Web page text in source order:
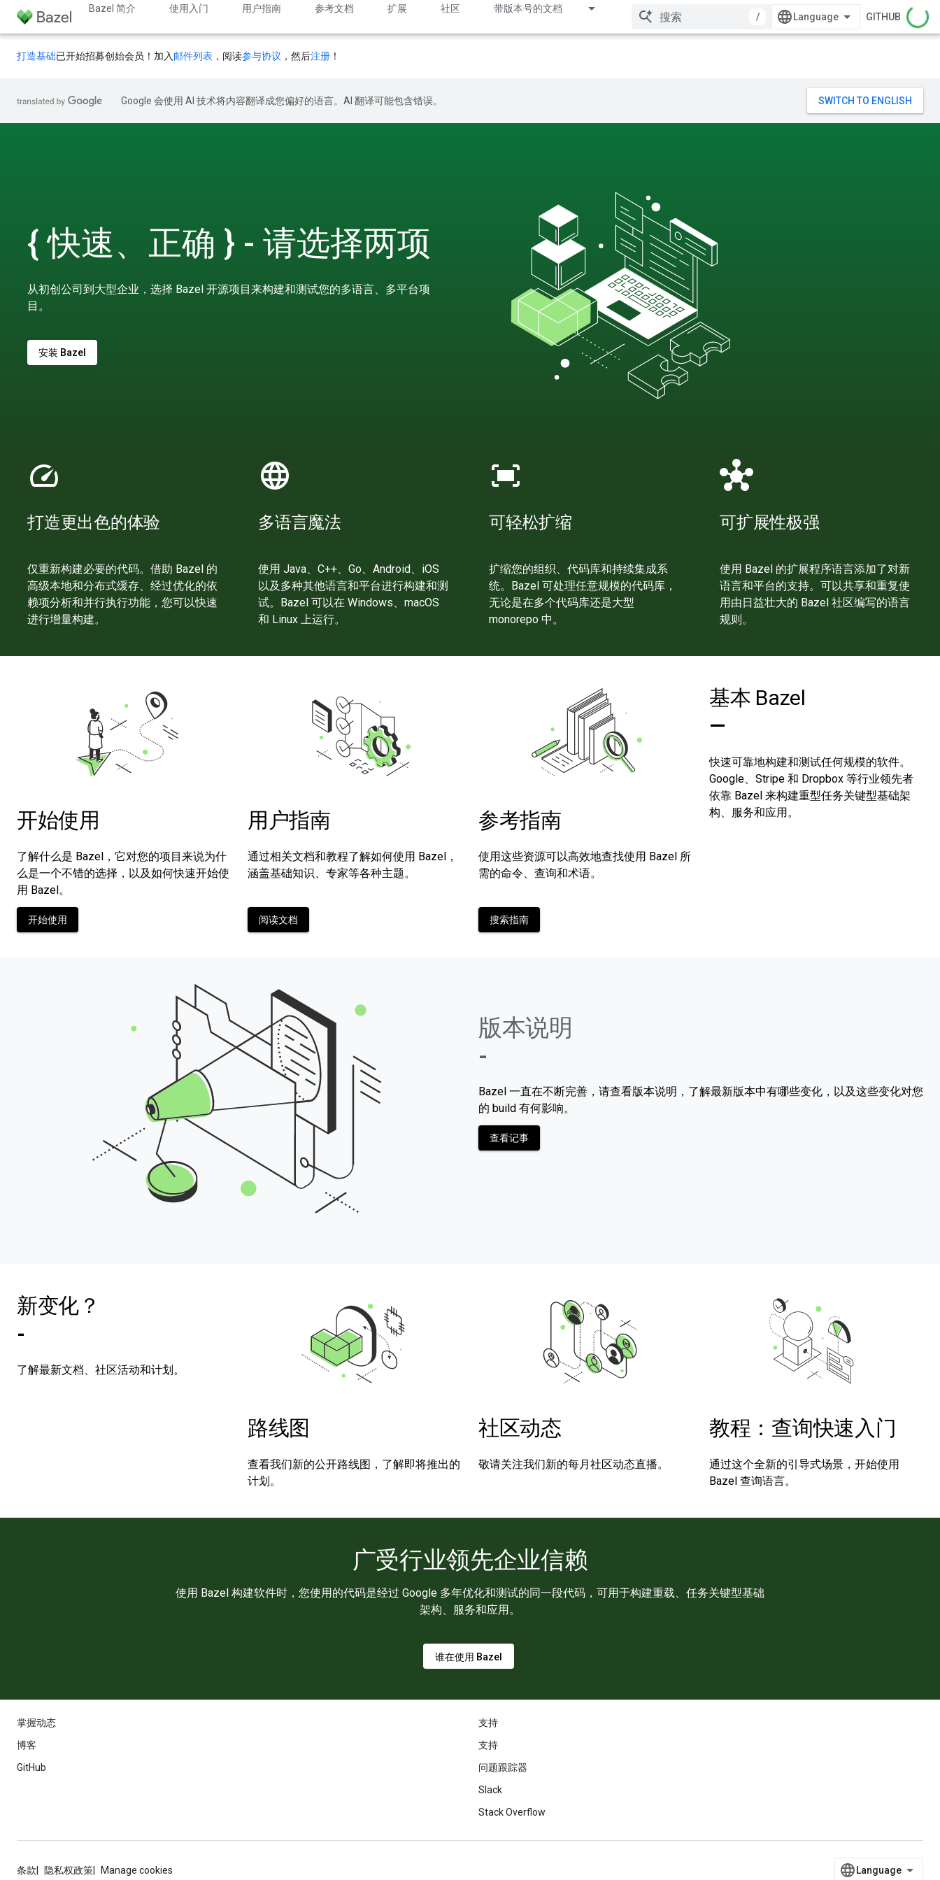
Bazel 简介 使用入门 用户指南 参考文档 扩展 社区 带版本号的文档
/ GITHUB
打造基础已开始招募创始会员！加入 邮件列表 ，阅读参与协议 ，然后注册 ！
Google 会使用 AI 技术将内容翻译成您偏好的语言。AI 翻译可能包含错误。
{ 快速、正确 } - 请选择两项
从初创公司到大型企业，选择 Bazel 开源项目来构建和测试您的多语言、多平台项
目。
安装 Bazel
speed
打造更出色的体验
仅重新构建必要的代码。借助 Bazel 的
高级本地和分布式缓存、经过优化的依
赖项分析和并行执行功能，您可以快速
进行增量构建。
language
多语言魔法
使用 Java、C++、Go、Android、iOS
以及多种其他语言和平台进行构建和测
试。Bazel 可以在 Windows、macOS
和 Linux 上运行。
fit_screen
可轻松扩缩
扩缩您的组织、代码库和持续集成系
统。Bazel 可处理任意规模的代码库，
无论是在多个代码库还是大型
monorepo 中。
hub
可扩展性极强
使用 Bazel 的扩展程序语言添加了对新
语言和平台的支持。可以共享和重复使
用由日益壮大的 Bazel 社区编写的语言
规则。
开始使用
了解什么是 Bazel，它对您的项目来说为什
么是一个不错的选择，以及如何快速开始使
用 Bazel。
开始使用
用户指南
通过相关文档和教程了解如何使用 Bazel，
涵盖基础知识、专家等各种主题。
阅读文档
参考指南
使用这些资源可以高效地查找使用 Bazel 所
需的命令、查询和术语。
搜索指南
基本 Bazel
—
快速可靠地构建和测试任何规模的软件。
Google、Stripe 和 Dropbox 等行业领先者
依靠 Bazel 来构建重型任务关键型基础架
构、服务和应用。
版本说明
-
Bazel 一直在不断完善，请查看版本说明，了解最新版本中有哪些变化，以及这些变化对您
的 build 有何影响。
查看记事
新变化？
-
了解最新文档、社区活动和计划。
路线图
查看我们新的公开路线图，了解即将推出的
计划。
社区动态
敬请关注我们新的每月社区动态直播。
教程：查询快速入门
通过这个全新的引导式场景，开始使用
Bazel 查询语言。
广受行业领先企业信赖
使用 Bazel 构建软件时，您使用的代码是经过 Google 多年优化和测试的同一段代码，可用于构建重载、任务关键型基础
架构、服务和应用。
谁在使用 Bazel
掌握动态
博客
GitHub
支持
支持
问题跟踪器
Slack
Stack Overflow
条款 隐私权政策 Manage cookies